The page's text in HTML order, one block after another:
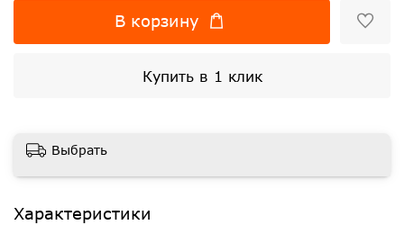
В корзину
Купить в 1 клик
Выбрать
Характеристики